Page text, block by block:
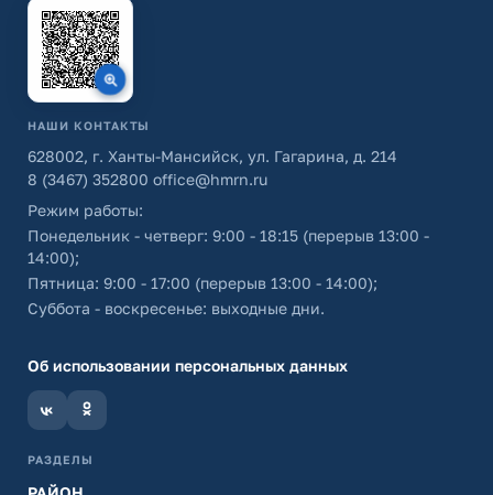
НАШИ КОНТАКТЫ
628002, г. Ханты-Мансийск, ул. Гагарина, д. 214
8 (3467) 352800 office@hmrn.ru
Режим работы:
Понедельник - четверг: 9:00 - 18:15 (перерыв 13:00 -
14:00);
Пятница: 9:00 - 17:00 (перерыв 13:00 - 14:00);
Суббота - воскресенье: выходные дни.
Об использовании персональных данных
РАЗДЕЛЫ